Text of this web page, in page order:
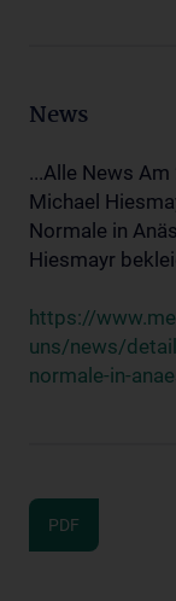
News
...Alle News
Michael
Normale in
Hiesmayr
https://
uns/news/
normale-in-
PDF